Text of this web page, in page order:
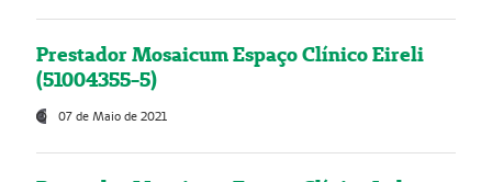
Prestador Mosaicum Espaço Clínico Eireli
(51004355-5)
07 de Maio de 2021